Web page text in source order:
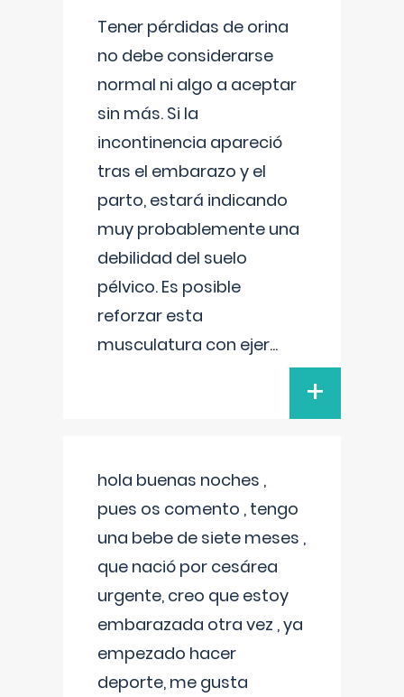
Tener pérdidas de orina
no debe considerarse
normal ni algo a aceptar
sin más. Si la
incontinencia apareció
tras el embarazo y el
parto, estará indicando
muy probablemente una
debilidad del suelo
pélvico. Es posible
reforzar esta
musculatura con ejer...
+
hola buenas noches ,
pues os comento , tengo
una bebe de siete meses ,
que nació por cesárea
urgente, creo que estoy
embarazada otra vez , ya
empezado hacer
deporte, me gusta